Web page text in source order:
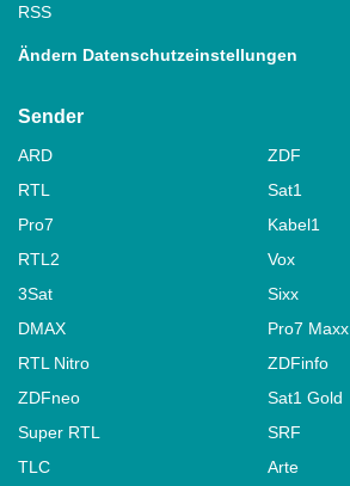
RSS
Ändern Datenschutzeinstellungen
Sender
ARD
ZDF
RTL
Sat1
Pro7
Kabel1
RTL2
Vox
3Sat
Sixx
DMAX
Pro7 Maxx
RTL Nitro
ZDFinfo
ZDFneo
Sat1 Gold
Super RTL
SRF
TLC
Arte